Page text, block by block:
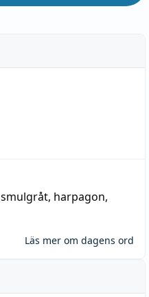
smulgråt, harpagon,
Läs mer om dagens ord